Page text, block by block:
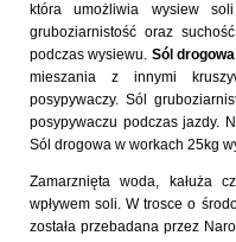
która umożliwia wysiew
gruboziarnistość oraz
podczas wysiewu. Sól
mieszania z innymi
posypywaczy. Sól
posypywaczu podczas jazdy.
Sól drogowa w workach 25kg
Zamarznięta woda, kałuża
wpływem soli. W trosce o
została przebadana przez